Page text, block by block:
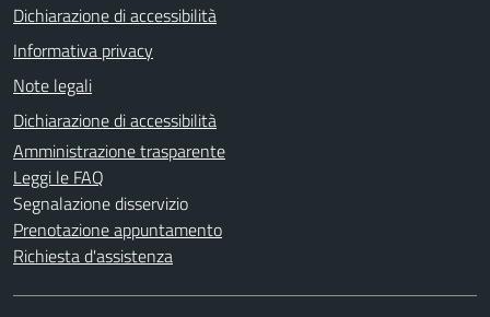
Dichiarazione di accessibilità
Informativa privacy
Note legali
Dichiarazione di accessibilità
Amministrazione trasparente
Leggi le FAQ
Segnalazione disservizio
Prenotazione appuntamento
Richiesta d'assistenza